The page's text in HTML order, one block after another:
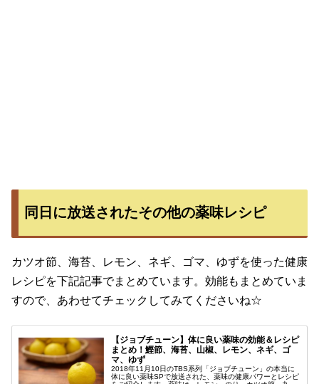
同日に放送されたその他の薬味レシピ
カツオ節、海苔、レモン、ネギ、ゴマ、ゆずを使った健康
レシピを下記記事でまとめています。効能もまとめていま
すので、あわせてチェックしてみてくださいね☆
【ジョブチューン】体に良い薬味の効能＆レシピ
まとめ！鰹節、海苔、山椒、レモン、ネギ、ゴ
マ、ゆず
2018年11月10日のTBS系列「ジョブチューン」の本当に
体に良い薬味SPで放送された、薬味の健康パワーとレシピ